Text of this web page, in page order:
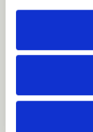
•
een 4-
• Reis-
•
optionele